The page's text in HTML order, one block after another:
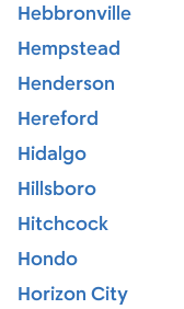
Hebbronville
Hempstead
Henderson
Hereford
Hidalgo
Hillsboro
Hitchcock
Hondo
Horizon City